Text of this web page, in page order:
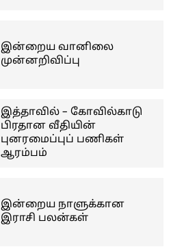
இன்றைய வானிலை
முன்னறிவிப்பு
இத்தாவில் – கோவில்காடு
பிரதான வீதியின்
புனரமைப்புப் பணிகள்
ஆரம்பம்
இன்றைய நாளுக்கான
இராசி பலன்கள்